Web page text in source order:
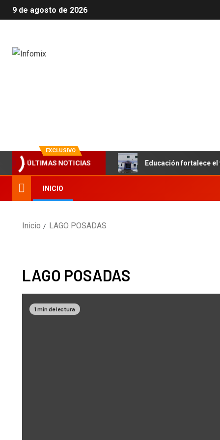
9 de agosto de 2026
EXCLUSIVO
ÚLTIMAS NOTICIAS Educación fortalece
INICIO
Inicio LAGO POSADAS
LAGO POSADAS
1 min de lectura